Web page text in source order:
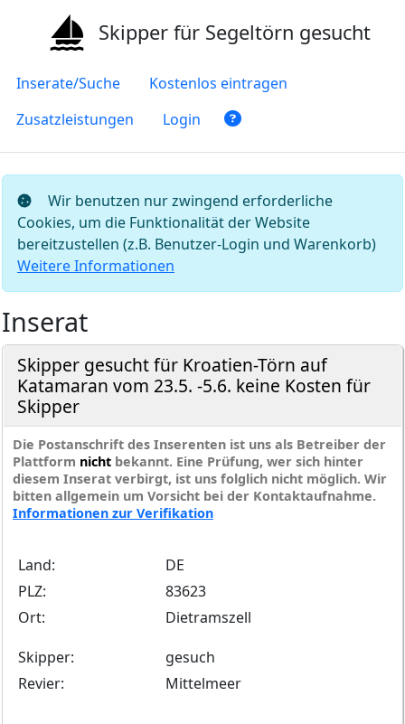
Skipper für Segeltörn gesucht
Inserate/Suche
Kostenlos eintragen
Zusatzleistungen
Login
Wir benutzen nur zwingend erforderliche
Cookies, um die Funktionalität der Website
bereitzustellen (z.B. Benutzer-Login und Warenkorb)
Weitere Informationen
Inserat
Skipper gesucht für Kroatien-Törn auf
Katamaran vom 23.5. -5.6. keine Kosten für
Skipper
Die Postanschrift des Inserenten ist uns als Betreiber der
Plattform nicht bekannt. Eine Prüfung, wer sich hinter
diesem Inserat verbirgt, ist uns folglich nicht möglich. Wir
bitten allgemein um Vorsicht bei der Kontaktaufnahme.
Informationen zur Verifikation
Land:
DE
PLZ:
83623
Ort:
Dietramszell
Skipper:
gesuch
Revier:
Mittelmeer